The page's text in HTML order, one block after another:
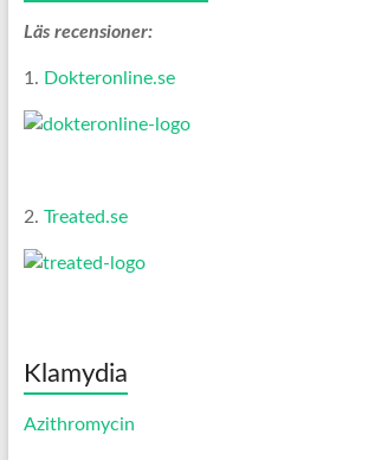
Läs recensioner:
1. Dokteronline.se
2. Treated.se
Klamydia
Azithromycin